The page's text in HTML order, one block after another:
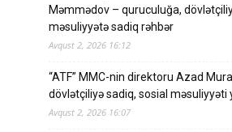
Məmmədov – quruculuğa,
məsuliyyətə sadiq rəhbər
Avqust 2, 2026 16:12
“ATF” MMC-nin direktoru Azad
dövlətçiliyə sadiq, sosial məsuliyyəti
Avqust 2, 2026 16:07